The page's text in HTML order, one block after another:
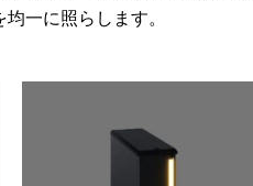
一に照らします。